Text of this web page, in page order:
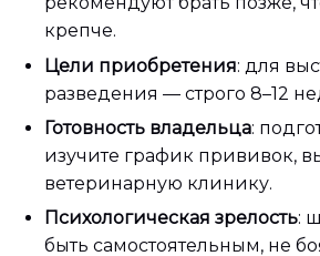
крепче.
Цели приобретения: для
разведения — строго 8–12
Готовность владельца:
изучите график прививок,
ветеринарную клинику.
Психологическая зрелость:
быть самостоятельным, не